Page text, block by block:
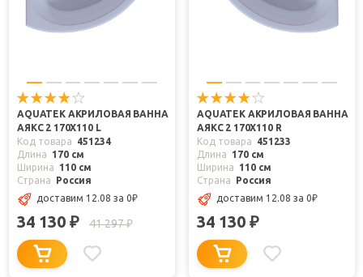
AQUATEK АКРИЛОВАЯ ВАННА
АЯКС 2 170X110 L
Код товара
451234
Длина
170 см
Ширина
110 см
Страна
Россия
доставим 12.08 за 0₽
34 130 ₽ 41 297₽
AQUATEK АКРИЛОВАЯ ВАННА
АЯКС 2 170X110 R
Код товара
451233
Длина
170 см
Ширина
110 см
Страна
Россия
доставим 12.08 за 0₽
34 130 ₽